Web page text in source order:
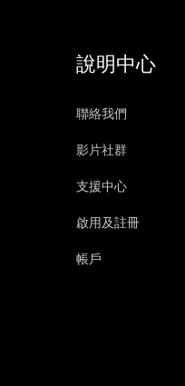
說明中心
聯絡我們
影片社群
支援中心
啟用及註冊
帳戶